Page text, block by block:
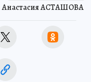
Анастасия АСТАШОВА